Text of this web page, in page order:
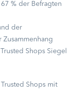
% der Befragten
der
Shops Siegel
Shops mit